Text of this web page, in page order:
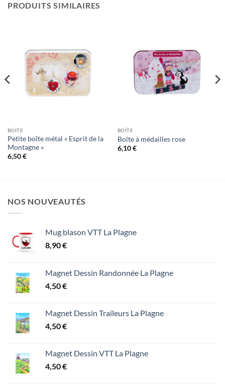
PRODUITS SIMILAIRES
BOÎTE
Petite boîte métal « Esprit de la
Montagne »
6,50€
BOÎTE
Boîte à médailles rose
6,10€
NOS NOUVEAUTÉS
Mug blason VTT La Plagne
8,90€
Magnet Dessin Randonnée La Plagne
4,50€
Magnet Dessin Traileurs La Plagne
4,50€
Magnet Dessin VTT La Plagne
4,50€